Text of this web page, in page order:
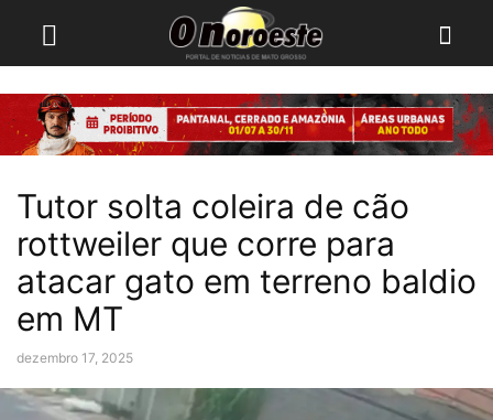
Tutor solta coleira de cão
rottweiler que corre para
atacar gato em terreno baldio
em MT
dezembro 17, 2025